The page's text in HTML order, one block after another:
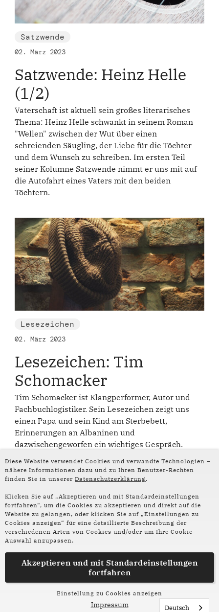
Diese Website verwendet Cookies und verwandte Technologien –
nähere Informationen dazu und zu Ihren Benutzer-Rechten
finden Sie in unserer Datenschutzerklärung.
Klicken Sie auf „Akzeptieren und mit Standardeinstellungen
fortfahren“, um die Cookies zu akzeptieren und direkt auf die
Website zu gelangen, oder klicken Sie auf „Einstellungen zu
Cookies anzeigen“ für eine detaillierte Beschreibung der
verschiedenen Arten von Cookies und/oder um Ihre Cookie-
Auswahl anzupassen.
Akzeptieren und mit Standardeinstellungen
fortfahren
Einstellung zu Cookies anzeigen
Impressum
Satzwende
02. März 2023
Satzwende: Heinz Helle
(1/2)
Vaterschaft ist aktuell sein großes literarisches
Thema: Heinz Helle schwankt in seinem Roman
"Wellen" zwischen der Wut über einen
schreienden Säugling, der Liebe für die Töchter
und dem Wunsch zu schreiben. Im ersten Teil
seiner Kolumne Satzwende nimmt er uns mit auf
die Autofahrt eines Vaters mit den beiden
Töchtern.
Lesezeichen
02. März 2023
Lesezeichen: Tim
Schomacker
Tim Schomacker ist Klangperformer, Autor und
Fachbuchlogistiker. Sein Lesezeichen zeigt uns
einen Papa und sein Kind am Sterbebett,
Erinnerungen an Albaninen und
dazwischengeworfen ein wichtiges Gespräch.
Folge uns auf
Social Media:
Instagram
Facebook
Partner und Förderer
Impressum
Datenschutz
Deutsch